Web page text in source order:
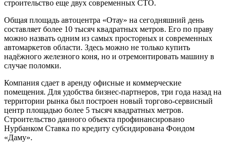
строительство еще двух современных СТО.
Общая площадь автоцентра «Отау» на сегодняшний день
составляет более 10 тысяч квадратных метров. Его по праву
можно назвать одним из самых просторных и современных
автомаркетов области. Здесь можно не только купить
надёжного железного коня, но и отремонтировать машину в
случае поломки.
Компания сдает в аренду офисные и коммерческие
помещения. Для удобства бизнес-партнеров, три года назад на
территории рынка был построен новый торгово-сервисный
центр площадью более 5 тысяч квадратных метров.
Строительство данного объекта профинансировано
Нурбанком Ставка по кредиту субсидирована Фондом
«Даму».